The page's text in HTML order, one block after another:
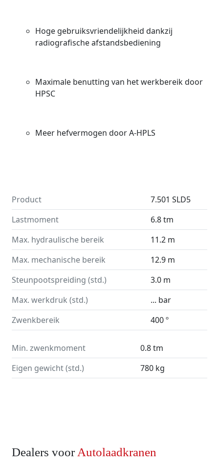
Hoge gebruiksvriendelijkheid dankzij
radiografische afstandsbediening
Maximale benutting van het werkbereik door
HPSC
Meer hefvermogen door A-HPLS
Product
7.501 SLD5
Lastmoment
6.8 tm
Max. hydraulische bereik
11.2 m
Max. mechanische bereik
12.9 m
Steunpootspreiding (std.)
3.0 m
Max. werkdruk (std.)
... bar
Zwenkbereik
400 º
Min. zwenkmoment
0.8 tm
Eigen gewicht (std.)
780 kg
Dealers voor Autolaadkranen